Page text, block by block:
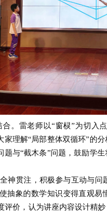
。雷老师以“窗棂”为切入
家理解“局部整体双循环”的
题与“截木条”问题，鼓励学
神贯注，积极参与互动与问
抽象的数学知识变得直观
评价，认为讲座内容设计精